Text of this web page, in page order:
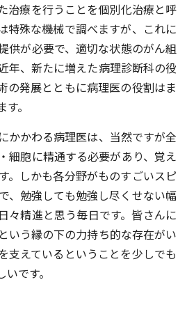
治療を⾏うことを個別化治療と呼
特殊な機械で調べますが、これに
供が必要で、適切な状態のがん組
年、新たに増えた病理診断科の役
の発展とともに病理医の役割はま
。
かかわる病理医は、当然ですが全
細胞に精通する必要があり、覚え
。しかも各分野がものすごいスピ
、勉強しても勉強し尽くせない幅
々精進と思う毎⽇です。皆さんに
いう縁の下の⼒持ち的な存在がい
⽀えているということを少しでも
です。